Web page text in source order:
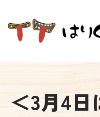
＜3月4